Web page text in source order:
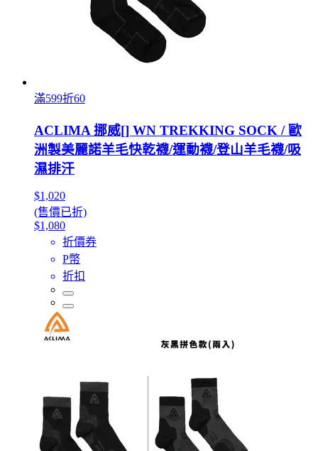
滿599折60
ACLIMA 挪威[] WN TREKKING SOCK / 歐
洲製美麗諾羊毛快乾襪/運動襪/登山羊毛襪/吸
濕排汗
$1,020
(售價已折)
$1,080
折價券
P幣
折扣